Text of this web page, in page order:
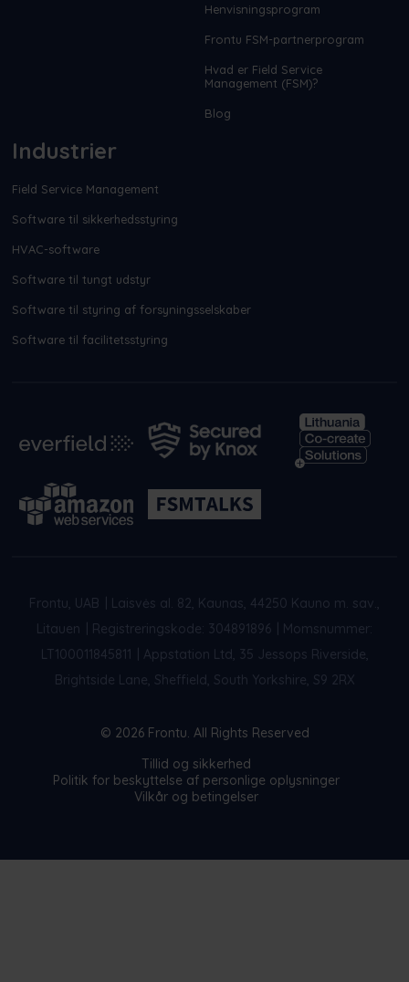
Henvisningsprogram
Frontu FSM-partnerprogram
Hvad er Field Service
Management (FSM)?
Blog
Industrier
Field Service Management
Software til sikkerhedsstyring
HVAC-software
Software til tungt udstyr
Software til styring af forsyningsselskaber
Software til facilitetsstyring
Frontu, UAB
Laisvės al. 82, Kaunas, 44250 Kauno m. sav.,
Litauen
Registreringskode: 304891896
Momsnummer:
LT100011845811
Appstation Ltd, 35 Jessops Riverside,
Brightside Lane, Sheffield, South Yorkshire, S9 2RX
© 2026 Frontu. All Rights Reserved
Tillid og sikkerhed
Politik for beskyttelse af personlige oplysninger
Vilkår og betingelser